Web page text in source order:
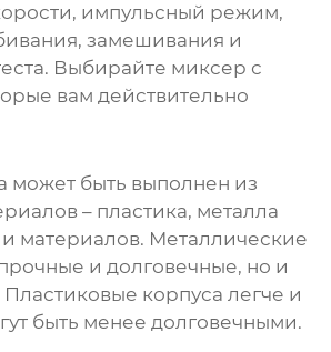
импульсный режим,
замешивания и
Выбирайте миксер с
вам действительно
может быть выполнен из
– пластика, металла
материалов. Металлические
и долговечные, но и
корпуса легче и
быть менее долговечными.